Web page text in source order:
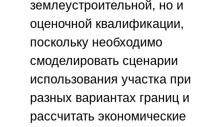
землеустроительной, но и
оценочной квалификации,
поскольку необходимо
смоделировать сценарии
использования участка при
разных вариантах границ и
рассчитать экономические